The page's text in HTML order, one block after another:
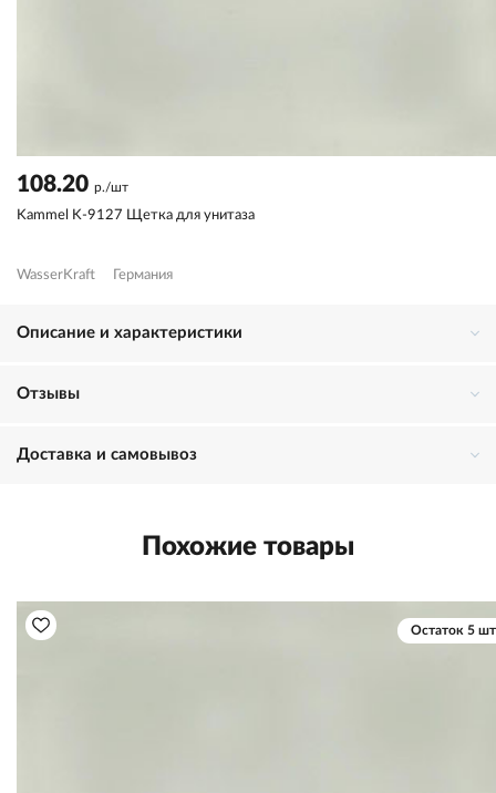
108.20 р./шт
Kammel K-9127 Щетка для унитаза
WasserKraft Германия
Описание и характеристики
Отзывы
Доставка и самовывоз
Похожие товары
Остаток 5 шт